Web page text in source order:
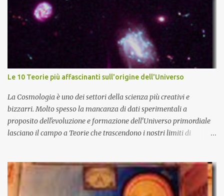
Le 10 Teorie più affascinanti sull'origine dell'Universo
La Cosmologia è uno dei settori della scienza più creativi e
bizzarri. Molto spesso la mancanza di dati sperimentali a
proposito dell'evoluzione e formazione dell'Universo primordiale
lasciano il campo a Teorie che trascendono i nostri limiti di
più accreditata, il Big-Bang e l'Universo inflazionario, ha dei
paradossi e delle lacune difficilmente sormontabili che sono tali da
far pensare che con il miglioramento delle osservazioni